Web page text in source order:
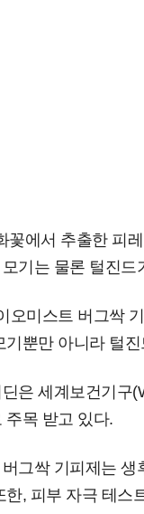
꽃에서 추출한 피
기는 물론 털진드
오미스트 버그싹
기뿐만 아니라 털
은 세계보건기구
주목 받고 있다.
그싹 기피제는
한, 피부 자극 테스